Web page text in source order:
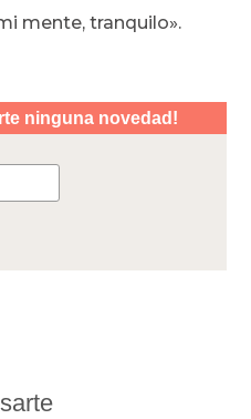
mente, tranquilo».